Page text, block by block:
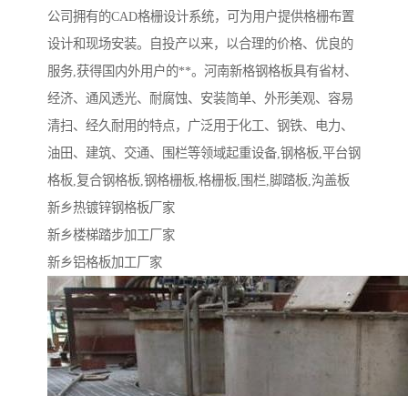
公司拥有的CAD格栅设计系统，可为用户提供格栅布置
设计和现场安装。自投产以来，以合理的价格、优良的
服务,获得国内外用户的**。河南新格钢格板具有省材、
经济、通风透光、耐腐蚀、安装简单、外形美观、容易
清扫、经久耐用的特点，广泛用于化工、钢铁、电力、
油田、建筑、交通、围栏等领域起重设备,钢格板,平台钢
格板,复合钢格板,钢格栅板,格栅板,围栏,脚踏板,沟盖板
新乡热镀锌钢格板厂家
新乡楼梯踏步加工厂家
新乡铝格板加工厂家